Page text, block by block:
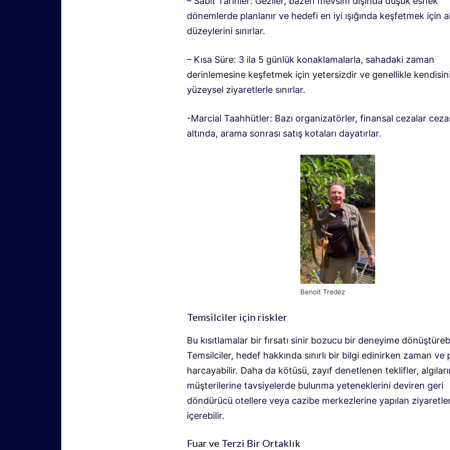
dönemlerde planlanır ve hedefi en iyi ışığında keşfetmek için
düzeylerini sınırlar.
– Kısa Süre: 3 ila 5 günlük konaklamalarla, sahadaki zaman
derinlemesine keşfetmek için yetersizdir ve genellikle
yüzeysel ziyaretlerle sınırlar.
-Marcial Taahhütler: Bazı organizatörler, finansal cezalar
altında, arama sonrası satış kotaları dayatırlar.
Benoit Tredez
Temsilciler için riskler
Bu kısıtlamalar bir fırsatı sinir bozucu bir deneyime
Temsilciler, hedef hakkında sınırlı bir bilgi edinirken zaman ve
harcayabilir. Daha da kötüsü, zayıf denetlenen teklifler,
müşterilerine tavsiyelerde bulunma yeteneklerini deviren geri
döndürücü otellere veya cazibe merkezlerine yapılan
içerebilir.
Fuar ve Terzi Bir Ortaklık